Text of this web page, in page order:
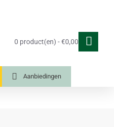
0 product(en) - €0,00
Aanbiedingen